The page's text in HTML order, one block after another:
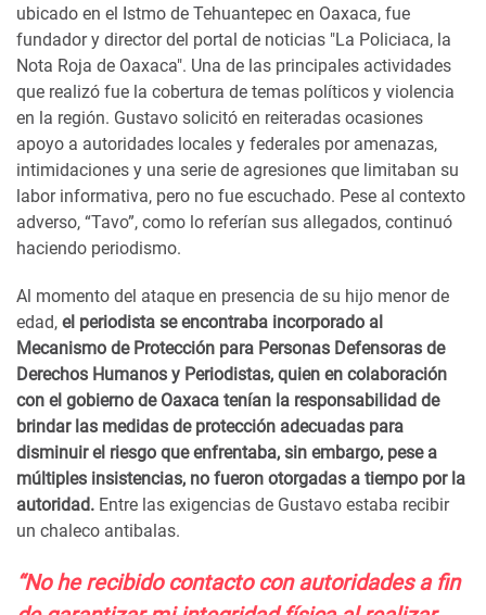
ubicado en el Istmo de Tehuantepec en Oaxaca, fue
fundador y director del portal de noticias "La Policiaca, la
Nota Roja de Oaxaca". Una de las principales actividades
que realizó fue la cobertura de temas políticos y violencia
en la región. Gustavo solicitó en reiteradas ocasiones
apoyo a autoridades locales y federales por amenazas,
intimidaciones y una serie de agresiones que limitaban su
labor informativa, pero no fue escuchado. Pese al contexto
adverso, “Tavo”, como lo referían sus allegados, continuó
haciendo periodismo.
Al momento del ataque en presencia de su hijo menor de
edad, el periodista se encontraba incorporado al
Mecanismo de Protección para Personas Defensoras de
Derechos Humanos y Periodistas, quien en colaboración
con el gobierno de Oaxaca tenían la responsabilidad de
brindar las medidas de protección adecuadas para
disminuir el riesgo que enfrentaba, sin embargo, pese a
múltiples insistencias, no fueron otorgadas a tiempo por la
autoridad. Entre las exigencias de Gustavo estaba recibir
un chaleco antibalas.
“No he recibido contacto con autoridades a fin